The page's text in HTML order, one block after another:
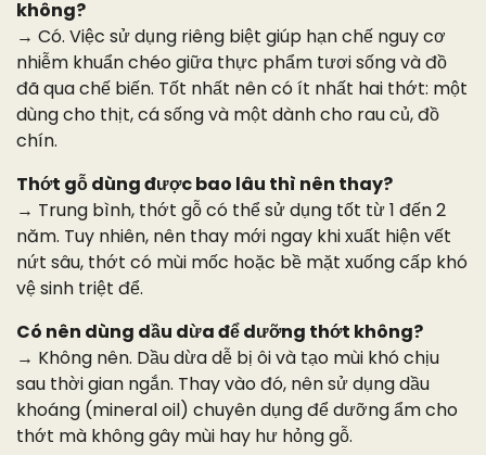
không?
→ Có. Việc sử dụng riêng biệt giúp hạn chế nguy cơ
nhiễm khuẩn chéo giữa thực phẩm tươi sống và đồ
đã qua chế biến. Tốt nhất nên có ít nhất hai thớt: một
dùng cho thịt, cá sống và một dành cho rau củ, đồ
chín.
Thớt gỗ dùng được bao lâu thì nên thay?
→ Trung bình, thớt gỗ có thể sử dụng tốt từ 1 đến 2
năm. Tuy nhiên, nên thay mới ngay khi xuất hiện vết
nứt sâu, thớt có mùi mốc hoặc bề mặt xuống cấp khó
vệ sinh triệt để.
Có nên dùng dầu dừa để dưỡng thớt không?
→ Không nên. Dầu dừa dễ bị ôi và tạo mùi khó chịu
sau thời gian ngắn. Thay vào đó, nên sử dụng dầu
khoáng (mineral oil) chuyên dụng để dưỡng ẩm cho
thớt mà không gây mùi hay hư hỏng gỗ.